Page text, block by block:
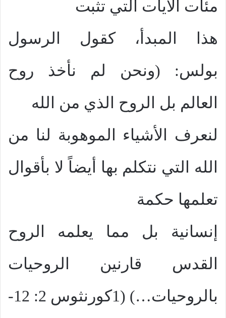
مئات الآيات التي تثبت
هذا المبدأ، كقول الرسول
بولس: (ونحن لم نأخذ روح
العالم بل الروح الذي من الله
لنعرف الأشياء الموهوبة لنا من
الله التي نتكلم بها أيضاً لا بأقوال
تعلمها حكمة
إنسانية بل مما يعلمه الروح
القدس قارنين الروحيات
بالروحيات…) (1كورنثوس 2: 12-